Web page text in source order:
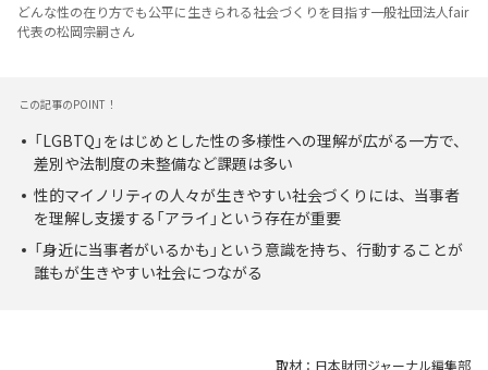
どんな性の在り方でも公平に生きられる社会づくりを目指す一般社団法人fair
代表の松岡宗嗣さん
この記事のPOINT！
「LGBTQ」をはじめとした性の多様性への理解が広がる一方で、
差別や法制度の未整備など課題は多い
性的マイノリティの人々が生きやすい社会づくりには、当事者
を理解し支援する「アライ」という存在が重要
「身近に当事者がいるかも」という意識を持ち、行動することが
誰もが生きやすい社会につながる